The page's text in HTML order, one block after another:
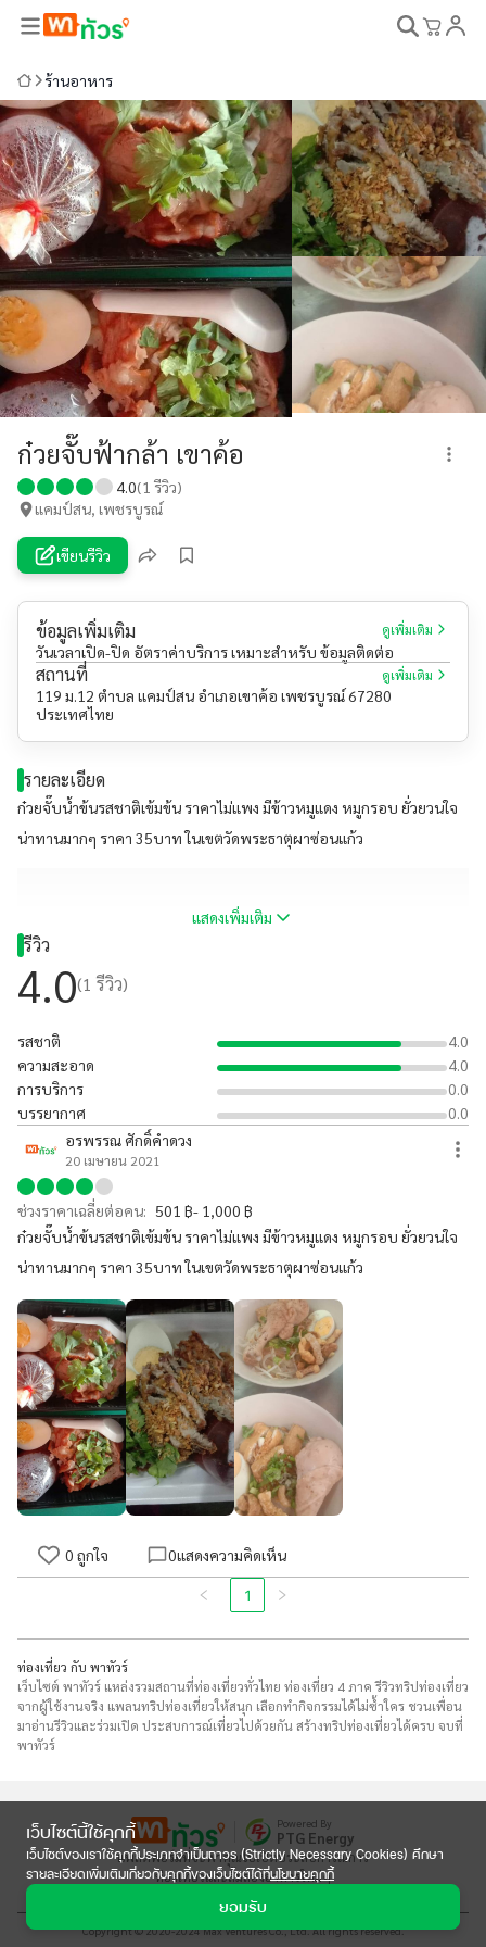
เว็บไซต์นี้ใช้คุกกี้
เว็บไซต์ของเราใช้คุกกี้ประเภทจำเป็นถาวร (Strictly Necessary Cookies) ศึกษา
รายละเอียดเพิ่มเติมเกี่ยวกับคุกกี้ของเว็บไซต์ได้ที่นโยบายคุกกี้
ยอมรับ
ร้านอาหาร
ก๋วยจั๊บฟ้ากล้า เขาค้อ
4.0(1 รีวิว)
แคมป์สน, เพชรบูรณ์
เขียนรีวิว
ข้อมูลเพิ่มเติม ดูเพิ่มเติม
วันเวลาเปิด-ปิด อัตราค่าบริการ เหมาะสำหรับ ข้อมูลติดต่อ
สถานที่ ดูเพิ่มเติม
119 ม.12 ตำบล แคมป์สน อำเภอเขาค้อ เพชรบูรณ์ 67280
ประเทศไทย
รายละเอียด
ก๋วยจั๊บน้ำข้นรสชาติเข้มข้น ราคาไม่แพง มีข้าวหมูแดง หมูกรอบ ยั่วยวนใจ
น่าทานมากๆ ราคา 35บาท ในเขตวัดพระธาตุผาซ่อนแก้ว
แสดงเพิ่มเติม
รีวิว
4.0(1 รีวิว)
รสชาติ
4.0
ความสะอาด
4.0
การบริการ
0.0
บรรยากาศ
0.0
อรพรรณ ศักดิ์คำดวง
20 เมษายน 2021
ช่วงราคาเฉลี่ยต่อคน: 501 ฿- 1,000 ฿
ก๋วยจั๊บน้ำข้นรสชาติเข้มข้น ราคาไม่แพง มีข้าวหมูแดง หมูกรอบ ยั่วยวนใจ
น่าทานมากๆ ราคา 35บาท ในเขตวัดพระธาตุผาซ่อนแก้ว
0 ถูกใจ 0แสดงความคิดเห็น
1
ท่องเที่ยว กับ พาทัวร์
เว็บไซต์ พาทัวร์ แหล่งรวมสถานที่ท่องเที่ยวทั่วไทย ท่องเที่ยว 4 ภาค รีวิวทริปท่องเที่ยว
จากผู้ใช้งานจริง แพลนทริปท่องเที่ยวให้สนุก เลือกทำกิจกรรมได้ไม่ซ้ำใคร ชวนเพื่อน
มาอ่านรีวิวและร่วมเปิด ประสบการณ์เที่ยวไปด้วยกัน สร้างทริปท่องเที่ยวได้ครบ จบที่
พาทัวร์
Powered By
PTG Energy
แพลตฟอร์มที่จะพาคุณไปเปิดประสบการณ์การ
ท่องเที่ยวและลิ้มลองอาหารใหม่ๆ
Copyright © 2020-2024 Max Ventures Co., Ltd. All rights reserved.